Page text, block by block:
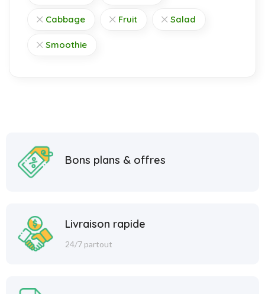
Cabbage Fruit Salad
Smoothie
Bons plans & offres
Livraison rapide
24/7 partout